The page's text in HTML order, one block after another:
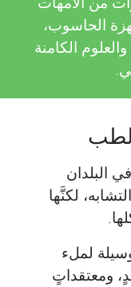
الحاسوب،
الكامنة
البلدان
لكنَّها
لملء
ومعتقداتٍ